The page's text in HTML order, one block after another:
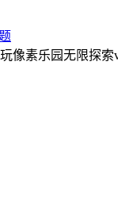
像素乐园无限探索